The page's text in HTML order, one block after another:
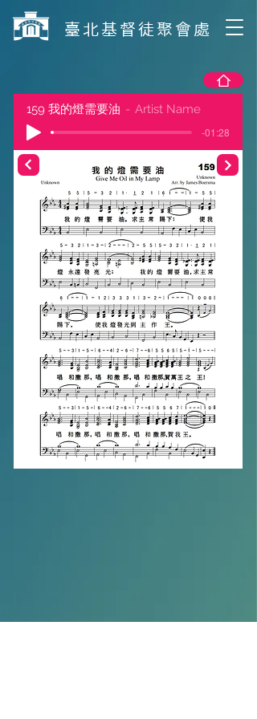
​臺北基督徒聚會處
159 我的燈需要油 Artist Name
-01:28